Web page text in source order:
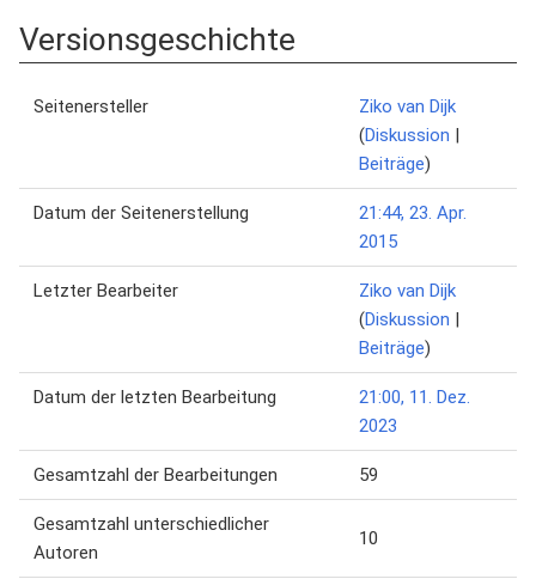
Versionsgeschichte
Seitenersteller
Ziko van Dijk
(Diskussion |
Beiträge)
Datum der Seitenerstellung
21:44, 23. Apr.
2015
Letzter Bearbeiter
Ziko van Dijk
(Diskussion |
Beiträge)
Datum der letzten Bearbeitung
21:00, 11. Dez.
2023
Gesamtzahl der Bearbeitungen 59
Gesamtzahl unterschiedlicher
Autoren
10